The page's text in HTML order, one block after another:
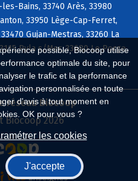
possible, Biocoop utilise
optimale du site, pour
le trafic et la performance
personnalisée en toute
d'avis à tout moment en
OK pour vous ?
les cookies
J'accepte
Bains, 33740 Arès, 33980
33950 Lège-Cap-Ferret,
Gujan-Mestras, 33260 La
Pyla s/Mer, 33680 Le Porge,
réseau Biocoop
Biocoop 2026